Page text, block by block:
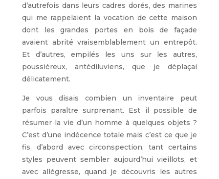
d’autrefois dans leurs cadres dorés, des marines
qui me rappelaient la vocation de cette maison
dont les grandes portes en bois de façade
avaient abrité vraisemblablement un entrepôt.
Et d’autres, empilés les uns sur les autres,
poussiéreux, antédiluviens, que je déplaçai
délicatement.
Je vous disais combien un inventaire peut
parfois paraître surprenant. Est il possible de
résumer la vie d’un homme à quelques objets ?
C’est d’une indécence totale mais c’est ce que je
fis, d’abord avec circonspection, tant certains
styles peuvent sembler aujourd’hui vieillots, et
avec allégresse, quand je découvris les autres